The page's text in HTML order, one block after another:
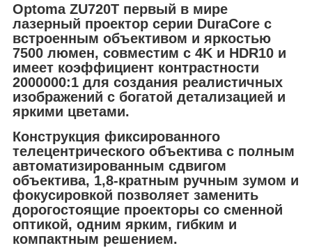
Optoma ZU720T первый в мире
лазерный проектор серии DuraCore с
встроенным объективом и яркостью
7500 люмен, совместим с 4K и HDR10 и
имеет коэффициент контрастности
2000000:1 для создания реалистичных
изображений с богатой детализацией и
яркими цветами.
Конструкция фиксированного
телецентрического объектива с полным
автоматизированным сдвигом
объектива, 1,8-кратным ручным зумом и
фокусировкой позволяет заменить
дорогостоящие проекторы со сменной
оптикой, одним ярким, гибким и
компактным решением.